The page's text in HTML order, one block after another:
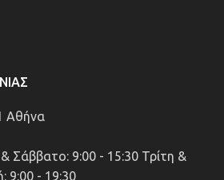
Αθήνα
Σάββατο: 9:00 - 15:30 Τρίτη &
9:00 - 19:30